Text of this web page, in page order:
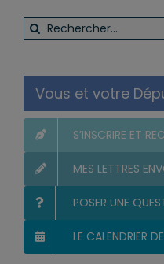
Rechercher:
Vous et votre
MES LETTRES
LE CALENDRIER